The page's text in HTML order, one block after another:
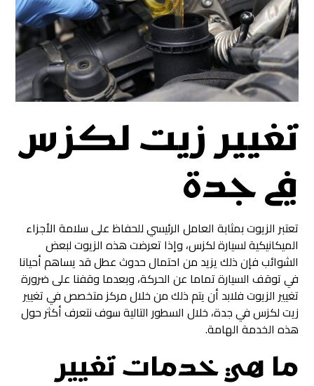
تغيير زيت لكزس
في جدة
تعتبر الزيوت بمثابة العامل الرئيسي للحفاظ على سلامة الأجزاء
الميكانيكية لسيارة لكزس، وإذا تعرضت هذه الزيوت لبعض
الشوائب فإن ذلك يزيد من احتمال حدوث عطل قد يساهم أحيانا
في توقف السيارة تماما عن الحركة، وبعدما وقفنا على ضرورة
تغيير الزيوت فلابد أن يتم ذلك من خلال مركز متخصص في تغيير
زيت لكزس في جدة، خلال السطور التالية سوف نتعرف أكثر حول
هذه الخدمة الهامة.
ما هي خدماتتغيير